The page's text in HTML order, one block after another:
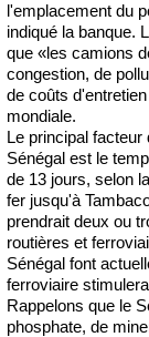
l'emplacement du
indiqué la banque.
que «les camions
congestion, de
de coûts
mondiale.
Le principal
Sénégal est le
de 13 jours, selon
fer jusqu'à
prendrait deux ou
routières et
Sénégal font
ferroviaire
Rappelons que le
phosphate, de